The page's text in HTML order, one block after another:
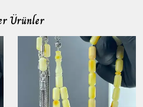
Ürünler